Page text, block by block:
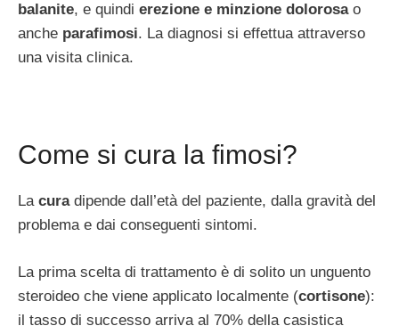
balanite, e quindi erezione e minzione dolorosao
anche parafimosi. La diagnosi si effettua attraverso
una visita clinica.
Come si cura la fimosi?
Lacuradipende dall’età del paziente, dalla gravità del
problema e dai conseguenti sintomi.
La prima scelta di trattamento è di solito un unguento
steroideo che viene applicato localmente (cortisone):
il tasso di successo arriva al 70% della casistica